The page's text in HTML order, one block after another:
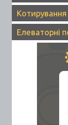
Елеваторні